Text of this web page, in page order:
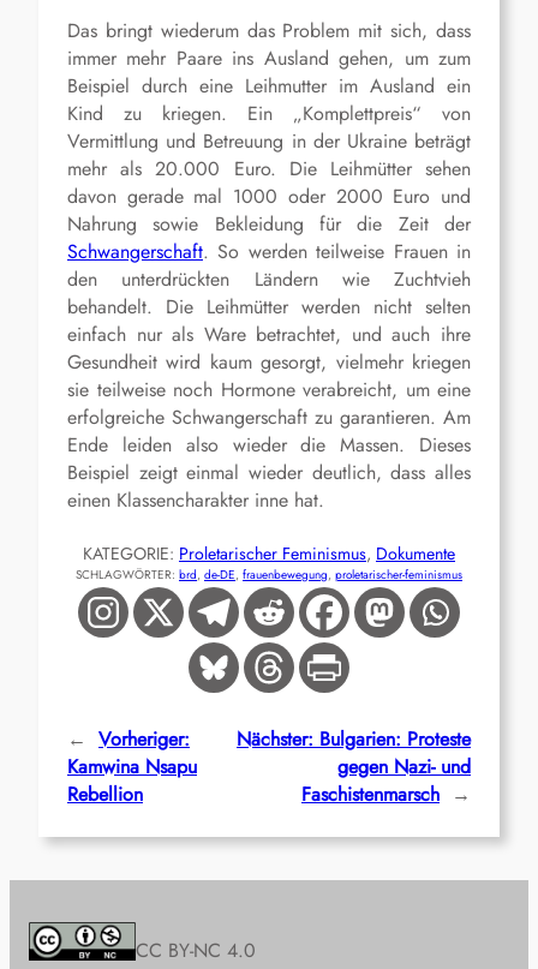
Das bringt wiederum das Problem mit sich, dass
immer mehr Paare ins Ausland gehen, um zum
Beispiel durch eine Leihmutter im Ausland ein
Kind zu kriegen. Ein „Komplettpreis“ von
Vermittlung und Betreuung in der Ukraine beträgt
mehr als 20.000 Euro. Die Leihmütter sehen
davon gerade mal 1000 oder 2000 Euro und
Nahrung sowie Bekleidung für die Zeit der
Schwangerschaft. So werden teilweise Frauen in
den unterdrückten Ländern wie Zuchtvieh
behandelt. Die Leihmütter werden nicht selten
einfach nur als Ware betrachtet, und auch ihre
Gesundheit wird kaum gesorgt, vielmehr kriegen
sie teilweise noch Hormone verabreicht, um eine
erfolgreiche Schwangerschaft zu garantieren. Am
Ende leiden also wieder die Massen. Dieses
Beispiel zeigt einmal wieder deutlich, dass alles
einen Klassencharakter inne hat.
KATEGORIE: Proletarischer Feminismus, Dokumente
SCHLAGWÖRTER: brd, de-DE, frauenbewegung, proletarischer-feminismus
← Vorheriger:
Kamwina Nsapu
Rebellion
Nächster: Bulgarien: Proteste
gegen Nazi- und
Faschistenmarsch →
CC BY-NC 4.0